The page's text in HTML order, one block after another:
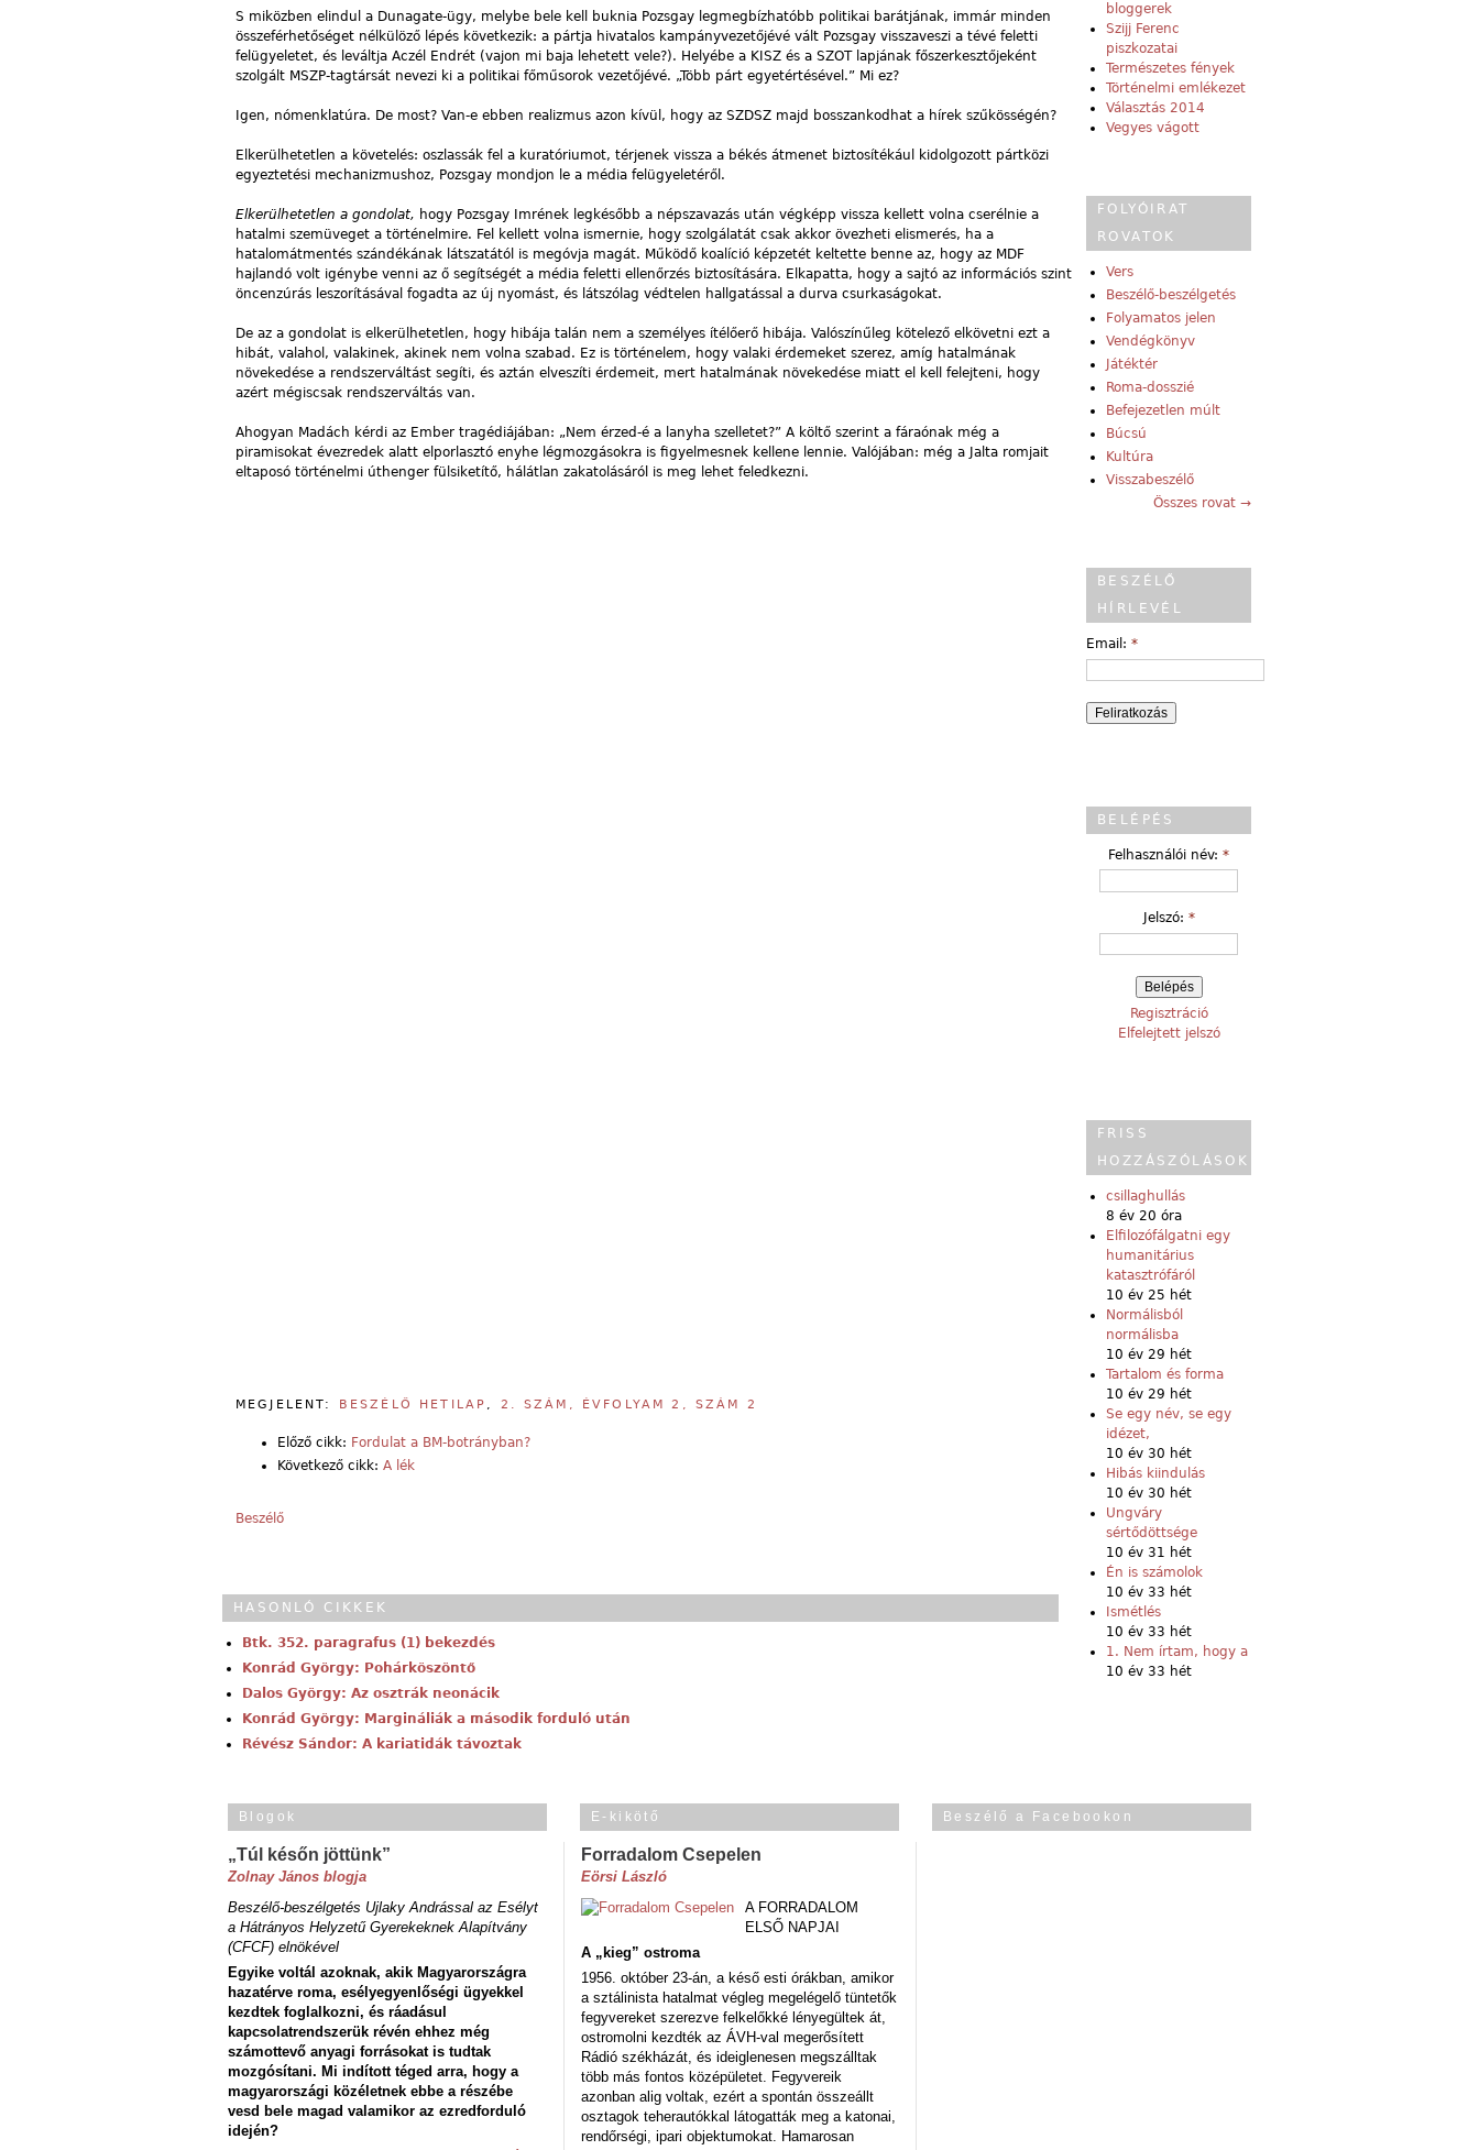
S miközben elindul a Dunagate-ügy, melybe bele kell buknia Pozsgay legmegbízhatóbb politikai barátjának, immár minden
összeférhetőséget nélkülöző lépés következik: a pártja hivatalos kampányvezetőjévé vált Pozsgay visszaveszi a tévé feletti
felügyeletet, és leváltja Aczél Endrét (vajon mi baja lehetett vele?). Helyébe a KISZ és a SZOT lapjának főszerkesztőjeként
szolgált MSZP-tagtársát nevezi ki a politikai főműsorok vezetőjévé. „Több párt egyetértésével.” Mi ez?
Igen, nómenklatúra. De most? Van-e ebben realizmus azon kívül, hogy az SZDSZ majd bosszankodhat a hírek szűkösségén?
Elkerülhetetlen a követelés: oszlassák fel a kuratóriumot, térjenek vissza a békés átmenet biztosítékául kidolgozott pártközi
egyeztetési mechanizmushoz, Pozsgay mondjon le a média felügyeletéről.
Elkerülhetetlen a gondolat, hogy Pozsgay Imrének legkésőbb a népszavazás után végképp vissza kellett volna cserélnie a
hatalmi szemüveget a történelmire. Fel kellett volna ismernie, hogy szolgálatát csak akkor övezheti elismerés, ha a
hatalomátmentés szándékának látszatától is megóvja magát. Működő koalíció képzetét keltette benne az, hogy az MDF
hajlandó volt igénybe venni az ő segítségét a média feletti ellenőrzés biztosítására. Elkapatta, hogy a sajtó az információs szint
öncenzúrás leszorításával fogadta az új nyomást, és látszólag védtelen hallgatással a durva csurkaságokat.
De az a gondolat is elkerülhetetlen, hogy hibája talán nem a személyes ítélőerő hibája. Valószínűleg kötelező elkövetni ezt a
hibát, valahol, valakinek, akinek nem volna szabad. Ez is történelem, hogy valaki érdemeket szerez, amíg hatalmának
növekedése a rendszerváltást segíti, és aztán elveszíti érdemeit, mert hatalmának növekedése miatt el kell felejteni, hogy
azért mégiscsak rendszerváltás van.
Ahogyan Madách kérdi az Ember tragédiájában: „Nem érzed-é a lanyha szelletet?” A költő szerint a fáraónak még a
piramisokat évezredek alatt elporlasztó enyhe légmozgásokra is figyelmesnek kellene lennie. Valójában: még a Jalta romjait
eltaposó történelmi úthenger fülsiketítő, hálátlan zakatolásáról is meg lehet feledkezni.
MEGJELENT: BESZÉLŐ HETILAP 2. SZÁM, ÉVFOLYAM 2, SZÁM 2
Előző cikk: Fordulat a BM-botrányban?
Következő cikk: A lék
Beszélő
HASONLÓ CIKKEK
Btk. 352. paragrafus (1) bekezdés
Konrád György: Pohárköszöntő
Dalos György: Az osztrák neonácik
Konrád György: Margináliák a második forduló után
Révész Sándor: A kariatidák távoztak
bloggerek
Szijj Ferenc
piszkozatai
Természetes fények
Történelmi emlékezet
Választás 2014
Vegyes vágott
FOLYÓIRAT
ROVATOK
Vers
Beszélő-beszélgetés
Folyamatos jelen
Vendégkönyv
Játéktér
Roma-dosszié
Befejezetlen múlt
Búcsú
Kultúra
Visszabeszélő
Összes rovat →
BESZÉLŐ
HÍRLEVÉL
Email: *
BELÉPÉS
Felhasználói név: *
Jelszó: *
Regisztráció
Elfelejtett jelszó
FRISS
HOZZÁSZÓLÁSOK
csillaghullás
8 év 20 óra
Elfilozófálgatni egy
humanitárius
katasztrófáról
10 év 25 hét
Normálisból
normálisba
10 év 29 hét
Tartalom és forma
10 év 29 hét
Se egy név, se egy
idézet,
10 év 30 hét
Hibás kiindulás
10 év 30 hét
Ungváry
sértődöttsége
10 év 31 hét
Én is számolok
10 év 33 hét
Ismétlés
10 év 33 hét
1. Nem írtam, hogy a
10 év 33 hét
Blogok
„Túl későn jöttünk”
Zolnay János blogja
Beszélő-beszélgetés Ujlaky Andrással az Esélyt
a Hátrányos Helyzetű Gyerekeknek Alapítvány
(CFCF) elnökével
Egyike voltál azoknak, akik Magyarországra
hazatérve roma, esélyegyenlőségi ügyekkel
kezdtek foglalkozni, és ráadásul
kapcsolatrendszerük révén ehhez még
számottevő anyagi forrásokat is tudtak
mozgósítani. Mi indított téged arra, hogy a
magyarországi közéletnek ebbe a részébe
vesd bele magad valamikor az ezredforduló
idején?
E-kikötő
Forradalom Csepelen
Eörsi László
A FORRADALOM
ELSŐ NAPJAI
A „kieg” ostroma
1956. október 23-án, a késő esti órákban, amikor
a sztálinista hatalmat végleg megelégelő tüntetők
fegyvereket szerezve felkelőkké lényegültek át,
ostromolni kezdték az ÁVH-val megerősített
Rádió székházát, és ideiglenesen megszálltak
több más fontos középületet. Fegyvereik
azonban alig voltak, ezért a spontán összeállt
osztagok teherautókkal látogatták meg a katonai,
rendőrségi, ipari objektumokat. Hamarosan
Beszélő a Facebookon